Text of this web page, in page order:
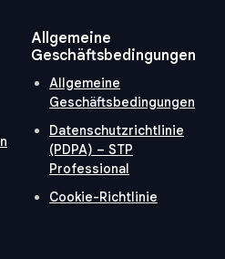
Allgemeine
Geschäftsbedingungen
Allgemeine
Geschäftsbedingungen
Datenschutzrichtlinie
(PDPA) – STP
Professional
Cookie-Richtlinie